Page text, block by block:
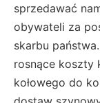
sprzedawać
obywateli za
skarbu
rosnące koszty
kołowego do